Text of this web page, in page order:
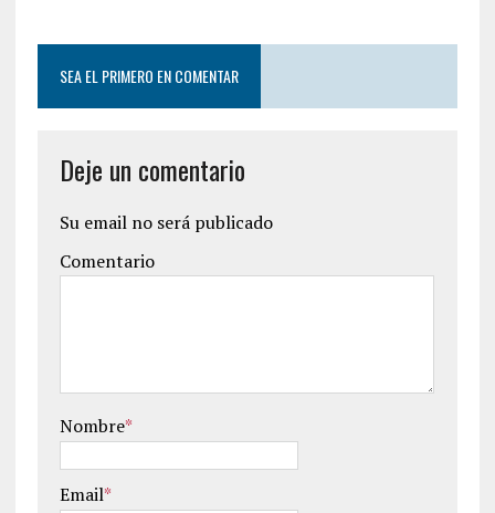
SEA EL PRIMERO EN COMENTAR
Deje un comentario
Su email no será publicado
Comentario
Nombre*
Email*